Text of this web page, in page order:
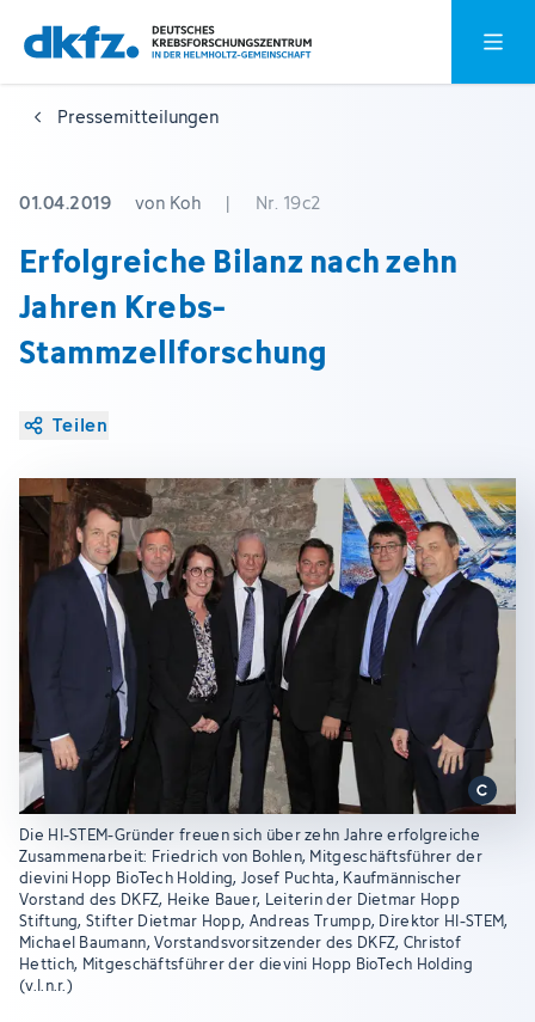
Zum
Hauptinhalt
springen
Zur
Fußzeile
springen
Pressemitteilungen
01.04.2019 von Koh | Nr. 19c2
Erfolgreiche Bilanz nach zehn
Jahren Krebs-
Stammzellforschung
Teilen
Die HI-STEM-Gründer freuen sich über zehn Jahre erfolgreiche
Zusammenarbeit: Friedrich von Bohlen, Mitgeschäftsführer der
dievini Hopp BioTech Holding, Josef Puchta, Kaufmännischer
Vorstand des DKFZ, Heike Bauer, Leiterin der Dietmar Hopp
Stiftung, Stifter Dietmar Hopp, Andreas Trumpp, Direktor HI-STEM,
Michael Baumann, Vorstandsvorsitzender des DKFZ, Christof
Hettich, Mitgeschäftsführer der dievini Hopp BioTech Holding
(v.l.n.r.)